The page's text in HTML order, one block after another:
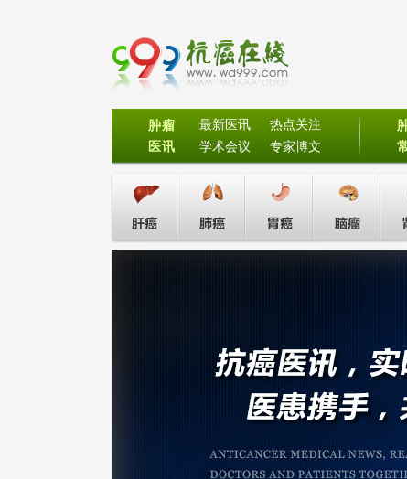
肿瘤
医讯
最新医讯
热点关注
学术会议
专家博文